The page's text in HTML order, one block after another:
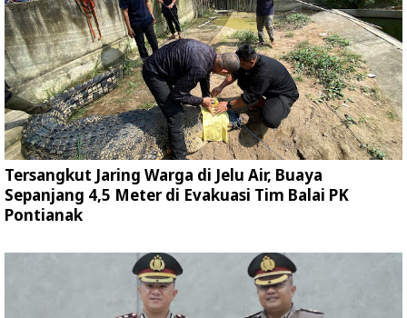
Tersangkut Jaring Warga di Jelu Air, Buaya
Sepanjang 4,5 Meter di Evakuasi Tim Balai PK
Pontianak